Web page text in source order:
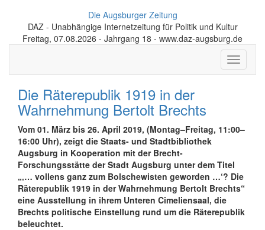
Die Augsburger Zeitung
DAZ - Unabhängige Internetzeitung für Politik und Kultur
Freitag, 07.08.2026 - Jahrgang 18 - www.daz-augsburg.de
Toggle
Die Räterepublik 1919 in der
Wahrnehmung Bertolt Brechts
Vom 01. März bis 26. April 2019, (Montag–Freitag, 11:00–
16:00 Uhr), zeigt die Staats- und Stadtbibliothek
Augsburg in Kooperation mit der Brecht-
Forschungsstätte der Stadt Augsburg unter dem Titel
„‚… vollens ganz zum Bolschewisten geworden …‘? Die
Räterepublik 1919 in der Wahrnehmung Bertolt Brechts“
eine Ausstellung in ihrem Unteren Cimeliensaal, die
Brechts politische Einstellung rund um die Räterepublik
beleuchtet.